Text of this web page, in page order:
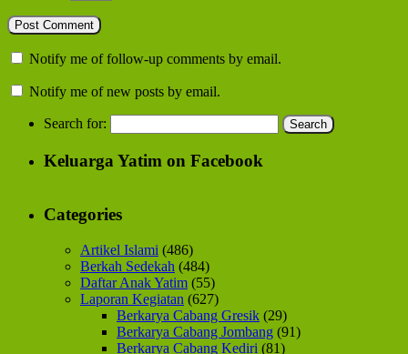
Notify me of follow-up comments by email.
Notify me of new posts by email.
Search for:
Keluarga Yatim on Facebook
Categories
Artikel Islami (486)
Berkah Sedekah (484)
Daftar Anak Yatim (55)
Laporan Kegiatan (627)
Berkarya Cabang Gresik (29)
Berkarya Cabang Jombang (91)
Berkarya Cabang Kediri (81)